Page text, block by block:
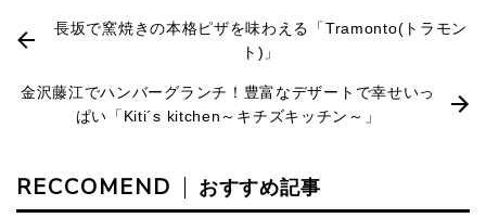
長坂で窯焼きの本格ピザを味わえる「Tramonto(トラモン
ト)」
金沢藤江でハンバーグランチ！豊富なデザートで幸せいっ
ぱい「Kiti´s kitchen～キチズキッチン～」
RECCOMEND おすすめ記事